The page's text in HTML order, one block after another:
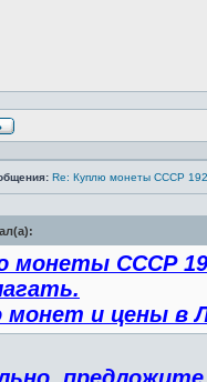
Re: Куплю монеты СССР
монеты СССР
и цены в